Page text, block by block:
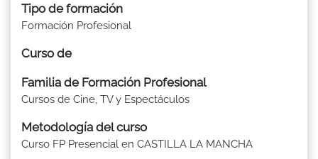
Tipo de formación
Formación Profesional
Curso de
Familia de Formación Profesional
Cursos de Cine, TV y Espectáculos
Metodología del curso
Curso FP Presencial en CASTILLA LA MANCHA